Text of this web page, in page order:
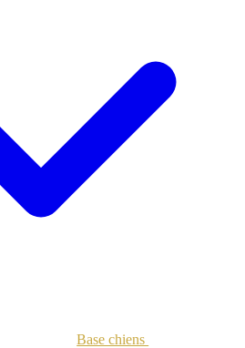
Base chiens